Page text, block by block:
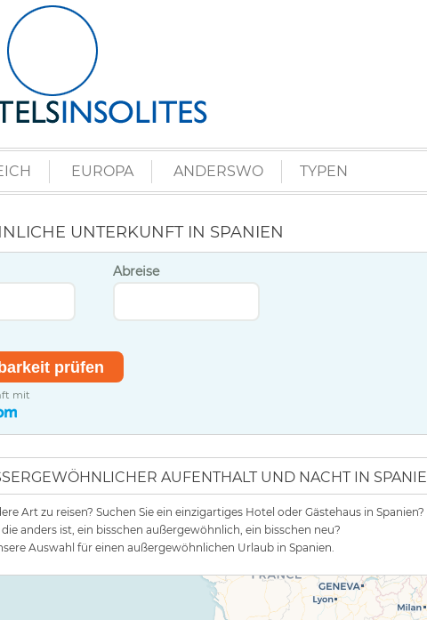
EUROPA ANDERSWO TYPEN
UNTERKUNFT IN SPANIEN
Abreise
mit
AUFENTHALT UND NACHT IN SPANIEN
Art zu reisen? Suchen Sie ein einzigartiges Hotel oder Gästehaus in Spanien?
anders ist, ein bisschen außergewöhnlich, ein bisschen neu?
Auswahl für einen außergewöhnlichen Urlaub in Spanien.